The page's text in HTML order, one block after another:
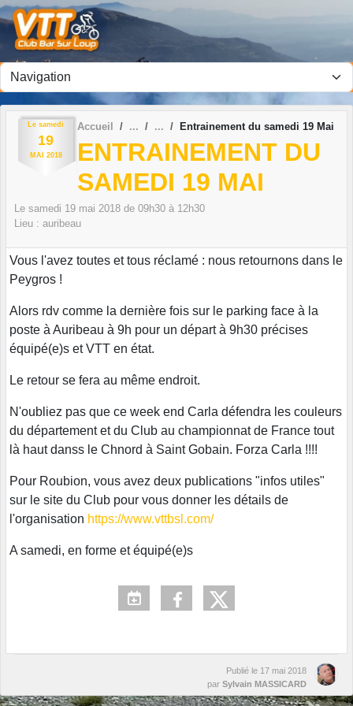
Le samedi
19
MAI 2018
Accueil Entrainement du samedi 19 Mai
ENTRAINEMENT DU
SAMEDI 19 MAI
Le samedi 19 mai 2018 de 09h30 à 12h30
Lieu : auribeau
Vous l'avez toutes et tous réclamé : nous retournons dans le
Peygros !
Alors rdv comme la dernière fois sur le parking face à la
poste à Auribeau à 9h pour un départ à 9h30 précises
équipé(e)s et VTT en état.
Le retour se fera au même endroit.
N'oubliez pas que ce week end Carla défendra les couleurs
du département et du Club au championnat de France tout
là haut danss le Chnord à Saint Gobain. Forza Carla !!!!
Pour Roubion, vous avez deux publications "infos utiles"
sur le site du Club pour vous donner les détails de
l'organisation https://www.vttbsl.com/
A samedi, en forme et équipé(e)s
Publié le 17 mai 2018
par Sylvain MASSICARD
Panneau de gestion des cookies